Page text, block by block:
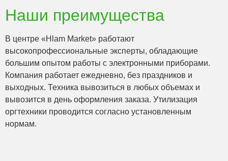
Наши преимущества
В центре «Hlam Market» работают
высокопрофессиональные эксперты, обладающие
большим опытом работы с электронными приборами.
Компания работает ежедневно, без праздников и
выходных. Техника вывозиться в любых объемах и
вывозится в день оформления заказа. Утилизация
оргтехники проводится согласно установленным
нормам.